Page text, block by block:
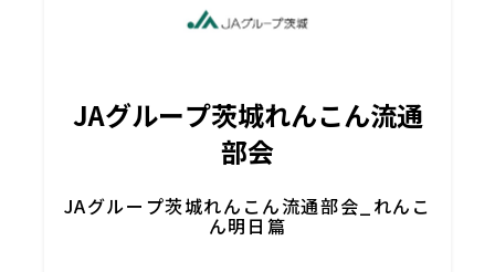
JAグループ茨城れんこん流通
部会
JAグループ茨城れんこん流通部会_れんこ
ん明日篇